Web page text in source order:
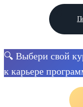
🔍 Выбери свой
к карьере